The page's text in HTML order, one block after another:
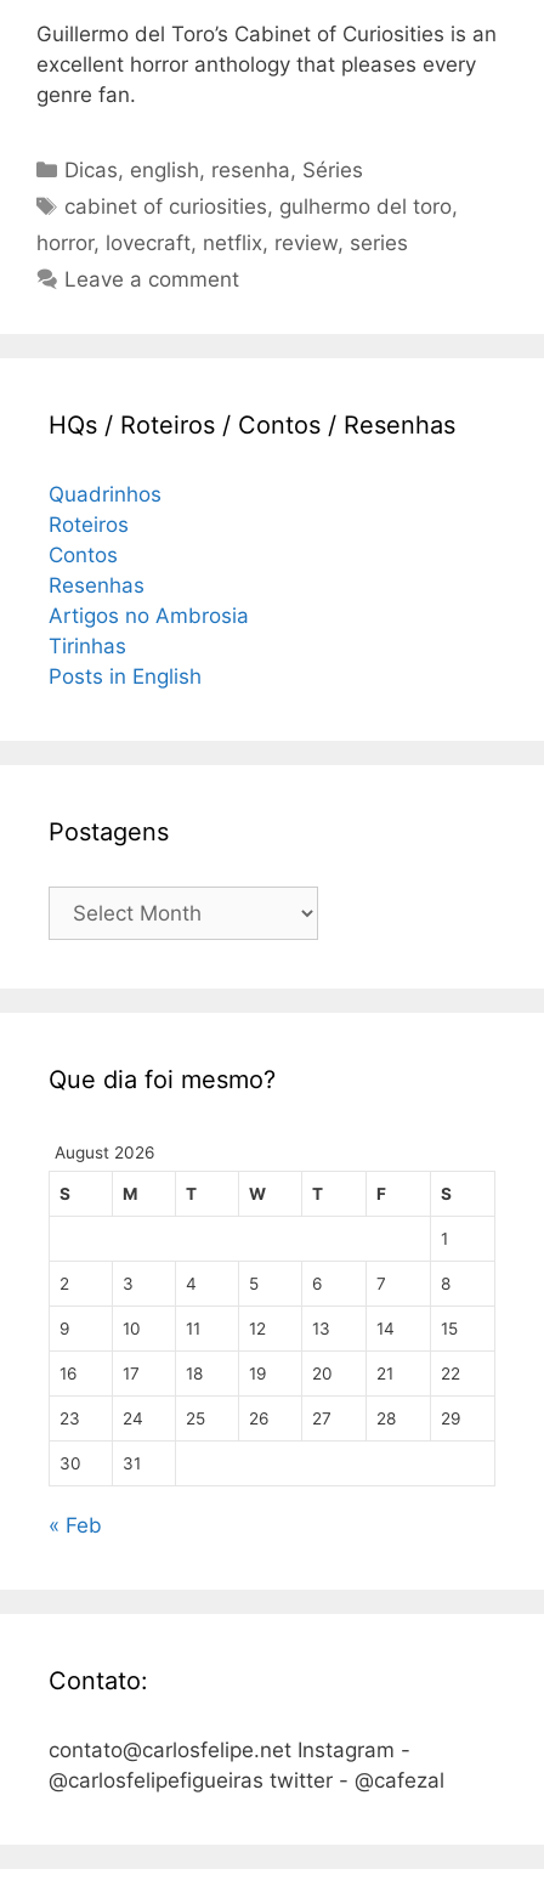
Guillermo del Toro’s Cabinet of Curiosities is an
excellent horror anthology that pleases every
genre fan.
Categories
Dicas, english, resenha, Séries
Tags
cabinet of curiosities, gulhermo del toro,
horror, lovecraft, netflix, review, series
Leave a comment
HQs / Roteiros / Contos / Resenhas
Quadrinhos
Roteiros
Contos
Resenhas
Artigos no Ambrosia
Tirinhas
Posts in English
Postagens
Postagens
Que dia foi mesmo?
August 2026
S M T W T F S
1
2 3 4 5 6 7 8
9 10 11 12 13 14 15
16 17 18 19 20 21 22
23 24 25 26 27 28 29
30 31
« Feb
Contato:
contato@carlosfelipe.net Instagram -
@carlosfelipefigueiras twitter - @cafezal